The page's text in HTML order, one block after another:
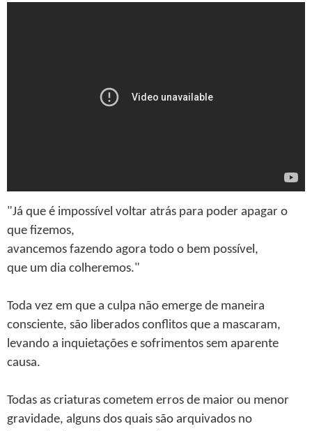
"Já que é impossível voltar atrás para poder apagar o
que fizemos,
avancemos fazendo agora todo o bem possível,
que um dia colheremos."
Toda vez em que a culpa não emerge de maneira
consciente, são liberados conflitos que a mascaram,
levando a inquietações e sofrimentos sem aparente
causa.
Todas as criaturas cometem erros de maior ou menor
gravidade, alguns dos quais são arquivados no